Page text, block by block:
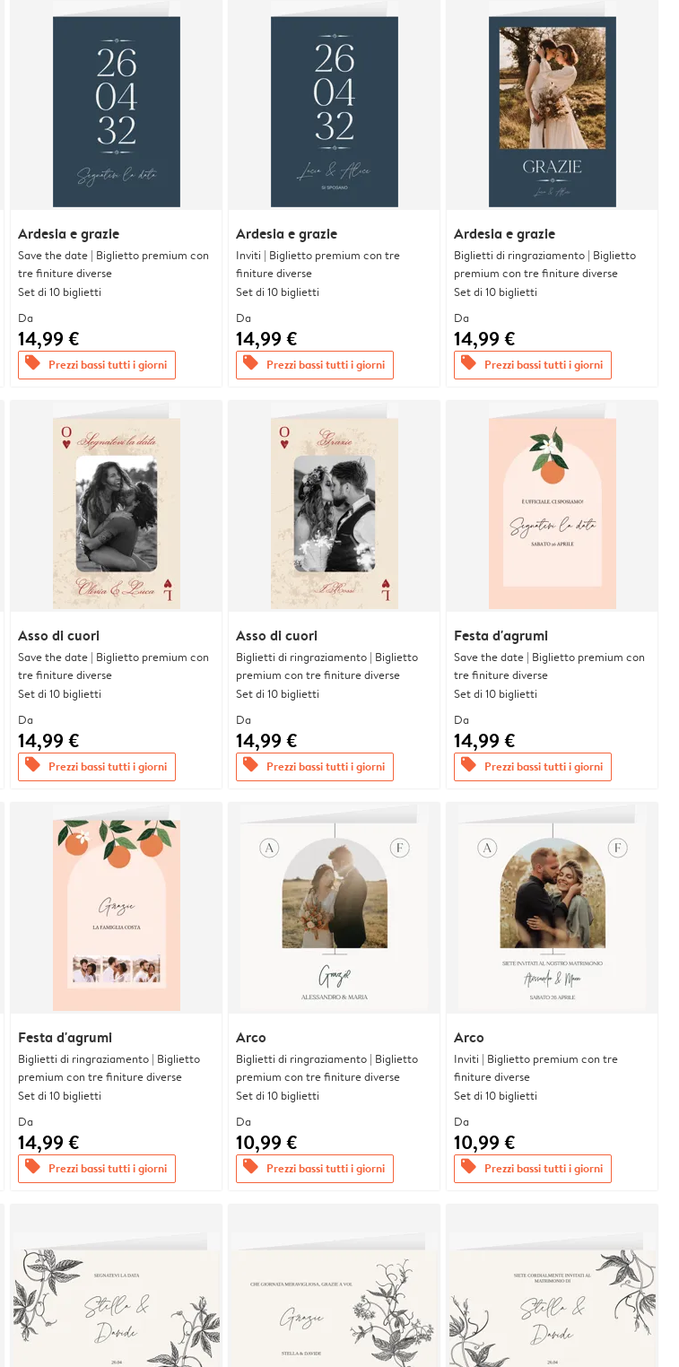
Ardesia e grazie
Save the date | Biglietto premium con
tre finiture diverse
Set di 10 biglietti
Da
14,99 €
offers Prezzi bassi tutti i giorni
Ardesia e grazie
Inviti | Biglietto premium con tre
finiture diverse
Set di 10 biglietti
Da
14,99 €
offers Prezzi bassi tutti i giorni
Ardesia e grazie
Biglietti di ringraziamento | Biglietto
premium con tre finiture diverse
Set di 10 biglietti
Da
14,99 €
offers Prezzi bassi tutti i giorni
Asso di cuori
Save the date | Biglietto premium con
tre finiture diverse
Set di 10 biglietti
Da
14,99 €
offers Prezzi bassi tutti i giorni
Asso di cuori
Biglietti di ringraziamento | Biglietto
premium con tre finiture diverse
Set di 10 biglietti
Da
14,99 €
offers Prezzi bassi tutti i giorni
Festa d'agrumi
Save the date | Biglietto premium con
tre finiture diverse
Set di 10 biglietti
Da
14,99 €
offers Prezzi bassi tutti i giorni
Festa d'agrumi
Biglietti di ringraziamento | Biglietto
premium con tre finiture diverse
Set di 10 biglietti
Da
14,99 €
offers Prezzi bassi tutti i giorni
Arco
Biglietti di ringraziamento | Biglietto
premium con tre finiture diverse
Set di 10 biglietti
Da
10,99 €
offers Prezzi bassi tutti i giorni
Arco
Inviti | Biglietto premium con tre
finiture diverse
Set di 10 biglietti
Da
10,99 €
offers Prezzi bassi tutti i giorni